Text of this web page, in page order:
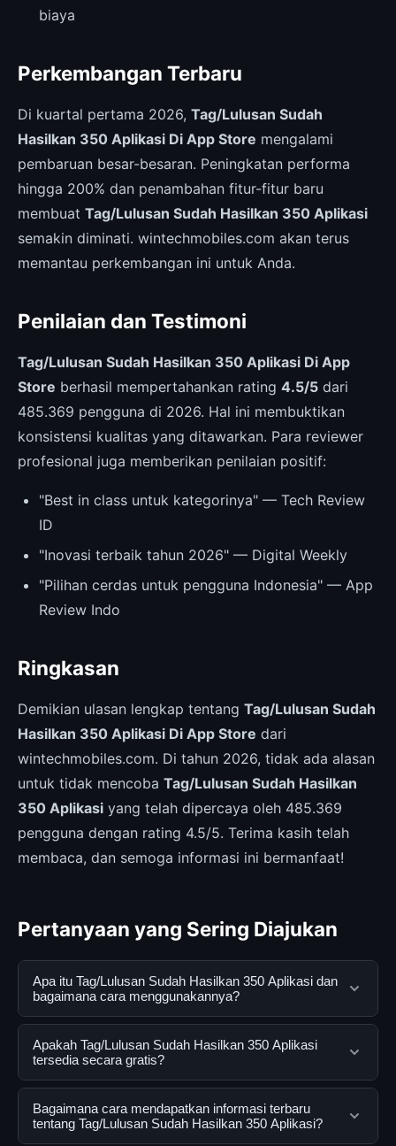
biaya
Perkembangan Terbaru
Di kuartal pertama 2026, Tag/Lulusan Sudah
Hasilkan 350 Aplikasi Di App Store mengalami
pembaruan besar-besaran. Peningkatan performa
hingga 200% dan penambahan fitur-fitur baru
membuat Tag/Lulusan Sudah Hasilkan 350 Aplikasi
semakin diminati. wintechmobiles.com akan terus
memantau perkembangan ini untuk Anda.
Penilaian dan Testimoni
Tag/Lulusan Sudah Hasilkan 350 Aplikasi Di App
Store berhasil mempertahankan rating 4.5/5 dari
485.369 pengguna di 2026. Hal ini membuktikan
konsistensi kualitas yang ditawarkan. Para reviewer
profesional juga memberikan penilaian positif:
"Best in class untuk kategorinya" — Tech Review
ID
"Inovasi terbaik tahun 2026" — Digital Weekly
"Pilihan cerdas untuk pengguna Indonesia" — App
Review Indo
Ringkasan
Demikian ulasan lengkap tentang Tag/Lulusan Sudah
Hasilkan 350 Aplikasi Di App Store dari
wintechmobiles.com. Di tahun 2026, tidak ada alasan
untuk tidak mencoba Tag/Lulusan Sudah Hasilkan
350 Aplikasi yang telah dipercaya oleh 485.369
pengguna dengan rating 4.5/5. Terima kasih telah
membaca, dan semoga informasi ini bermanfaat!
Pertanyaan yang Sering Diajukan
Apa itu Tag/Lulusan Sudah Hasilkan 350 Aplikasi dan
bagaimana cara menggunakannya?
Tag/Lulusan Sudah Hasilkan 350 Aplikasi adalah
layanan digital yang dirancang untuk membantu
pengguna mendapatkan informasi lengkap dan
terpercaya. Anda dapat menggunakannya dengan
mengunjungi situs resmi dan mengikuti panduan yang
Apakah Tag/Lulusan Sudah Hasilkan 350 Aplikasi
tersedia secara gratis?
Ya, Tag/Lulusan Sudah Hasilkan 350 Aplikasi dapat
diakses secara gratis oleh semua pengguna. Tidak ada
Bagaimana cara mendapatkan informasi terbaru
tentang Tag/Lulusan Sudah Hasilkan 350 Aplikasi?